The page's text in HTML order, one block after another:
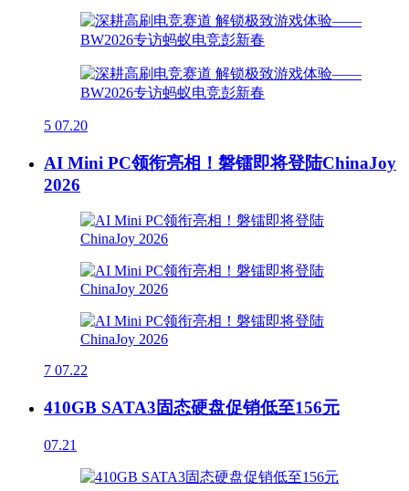
5 07.20
AI Mini PC领衔亮相！磐镭即将登陆ChinaJoy
2026
7 07.22
410GB SATA3固态硬盘促销低至156元
07.21